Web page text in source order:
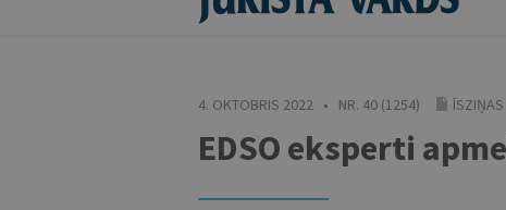
4. OKTOBRIS 2022 • NR. 40 (1254) ĪSZIŅAS
EDSO eksperti